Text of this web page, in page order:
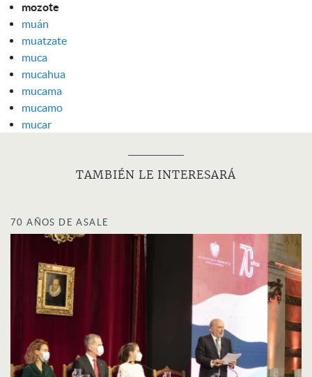
mozote
muán
muatzate
muca
mucahua
mucama
mucamo
mucar
TAMBIÉN LE INTERESARÁ
70 AÑOS DE ASALE